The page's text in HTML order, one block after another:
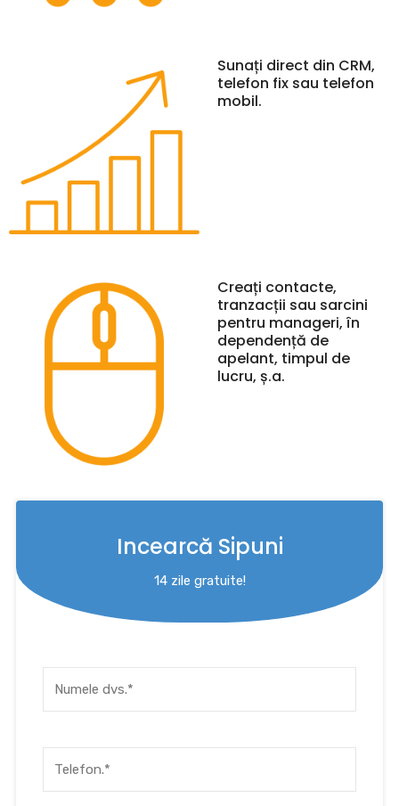
Sunați direct din CRM,
telefon fix sau telefon
mobil.
Creați contacte,
tranzacții sau sarcini
pentru manageri, în
dependență de
apelant, timpul de
lucru, ș.a.
Incearcă Sipuni
14 zile gratuite!